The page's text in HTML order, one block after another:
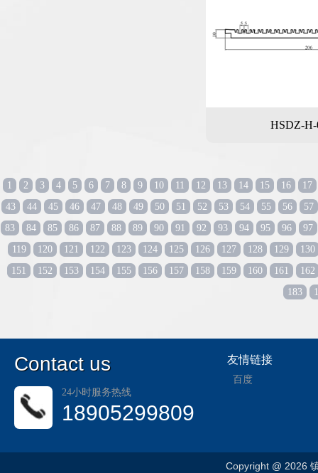
HSDZ-H-
1 2 3 4 5 6 7 8 9 10 11 12 13 14 15 16
17
43
44 45 46 47 48 49 50 51 52 53 54 55 56
57
83
84 85 86 87 88 89 90 91 92 93 94 95 96
97
119
120 121 122 123 124 125 126 127 128 129
130
151
152 153 154 155 156 157 158 159 160 161
162
183
Contact us
24小时服务热线
18905299809
友情链接
百度
Copyright @ 2026